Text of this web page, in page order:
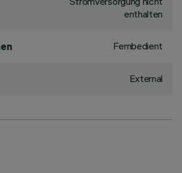
enthalten
Fernbedient
External